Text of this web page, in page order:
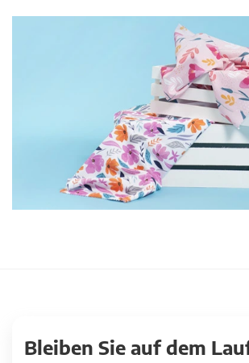
Bleiben Sie auf dem